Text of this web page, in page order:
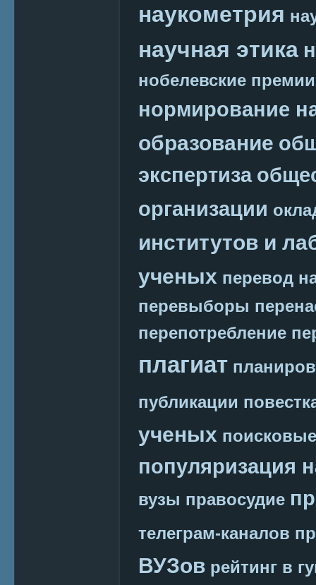
наукометрия
научная этика
нобелевские премии
нормирование
образование
экспертиза
организации
институтов и
ученых перевод
перевыборы
перепотребление
плагиат
публикации
ученых
популяризация
вузы правосудие
телеграм-каналов
ВУЗов рейтинг в